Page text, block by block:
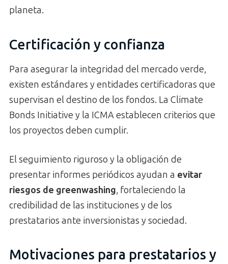
planeta.
Certificación y confianza
Para asegurar la integridad del mercado verde,
existen estándares y entidades certificadoras que
supervisan el destino de los fondos. La Climate
Bonds Initiative y la ICMA establecen criterios que
los proyectos deben cumplir.
El seguimiento riguroso y la obligación de
presentar informes periódicos ayudan a evitar
riesgos de greenwashing, fortaleciendo la
credibilidad de las instituciones y de los
prestatarios ante inversionistas y sociedad.
Motivaciones para prestatarios y